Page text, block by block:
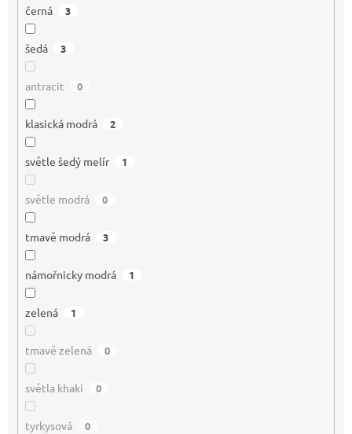
černá 3
šedá 3
antracit 0
klasická modrá 2
světle šedý melír 1
světle modrá 0
tmavě modrá 3
námořnicky modrá 1
zelená 1
tmavě zelená 0
světla khaki 0
tyrkysová 0